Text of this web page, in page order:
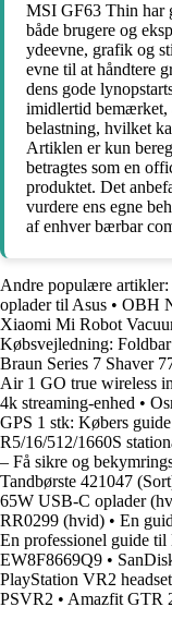
MSI GF63 Thin har
både brugere og
ydeevne, grafik og
evne til at håndtere
dens gode
imidlertid bemærket,
belastning, hvilket
Artiklen er kun
betragtes som en
produktet. Det
vurdere ens egne
af enhver bærbar
Andre populære artikler:
oplader til Asus • OBH
Xiaomi Mi Robot
Købsvejledning:
Braun Series 7 Shaver
Air 1 GO true wireless
4k streaming-enhed •
GPS 1 stk: Købers guide
R5/16/512/1660S
– Få sikre og
Tandbørste 421047
65W USB-C oplader
RR0299 (hvid) • En
En professionel guide til
EW8F8669Q9 •
PlayStation VR2
PSVR2 • Amazfit GTR